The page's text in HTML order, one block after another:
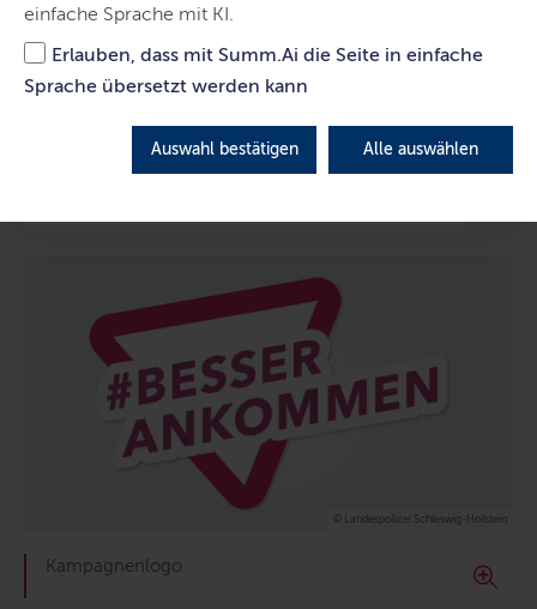
einfache Sprache mit KI.
Erlauben, dass mit Summ.Ai die Seite in einfache
Sprache übersetzt werden kann
Auswahl bestätigen Alle auswählen
Radverkehr – #besserankommen
Verkehrsministerium und Landespolizei erweitern
LETZTE AKTUALISIERUNG: 01.08.2025
© Landespolizei Schleswig-Holstein
Kampagnenlogo